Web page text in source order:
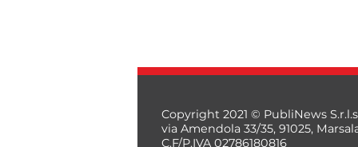
Copyright 2021 © PubliNews
via Amendola 33/35, 91025,
C.F/P.IVA 02786180816